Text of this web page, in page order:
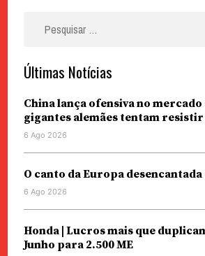
Últimas Notícias
China lança ofensiva no
gigantes alemães tentam resistir
6 Ago 2026
O canto da Europa
6 Ago 2026
Honda | Lucros mais que
Junho para 2.500 ME